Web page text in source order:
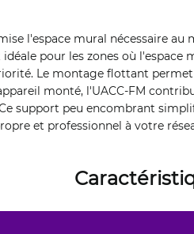
l'espace mural nécessaire
pour les zones où
Le montage flottant
monté, l'UACC-FM
support peu encombrant
et professionnel à votre